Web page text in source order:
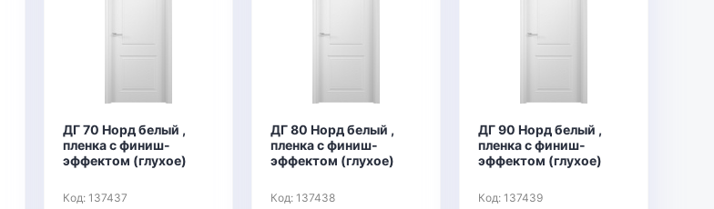
ДГ 70 Норд белый ,
пленка с финиш-
эффектом (глухое)
Код: 137437
ДГ 80 Норд белый ,
пленка с финиш-
эффектом (глухое)
Код: 137438
ДГ 90 Норд белый ,
пленка с финиш-
эффектом (глухое)
Код: 137439